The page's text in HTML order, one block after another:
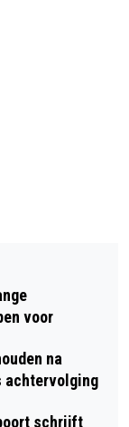
BIJ
voor
na
achtervolging
schrijft